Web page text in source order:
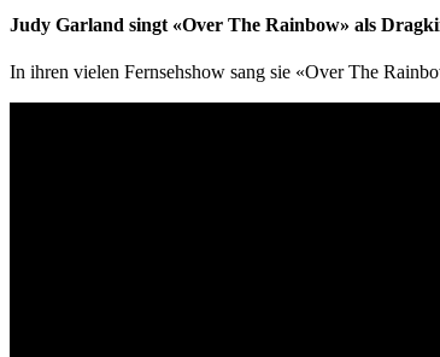
Judy Garland singt «Over The Rainbow» als
In ihren vielen Fernsehshow sang sie «Over The